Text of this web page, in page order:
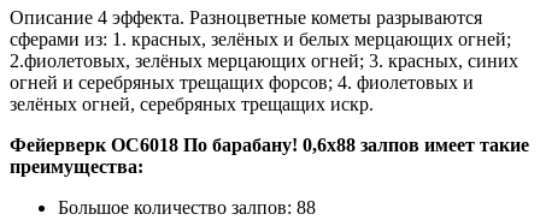
Описание 4 эффекта. Разноцветные кометы разрываются
сферами из: 1. красных, зелёных и белых мерцающих огней;
2.фиолетовых, зелёных мерцающих огней; 3. красных, синих
огней и серебряных трещащих форсов; 4. фиолетовых и
зелёных огней, серебряных трещащих искр.
Фейерверк ОС6018 По барабану! 0,6х88 залпов имеет такие
преимущества:
Большое количество залпов: 88